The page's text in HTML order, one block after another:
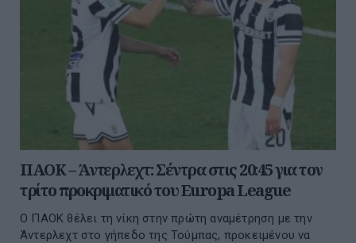
ΠΑΟΚ – Άντερλεχτ: Σέντρα στις 20:45 για τον
τρίτο προκριματικό του Europa League
Ο ΠΑΟΚ θέλει τη νίκη στην πρώτη αναμέτρηση με την
Άντερλεχτ στο γήπεδο της Τούμπας, προκειμένου να